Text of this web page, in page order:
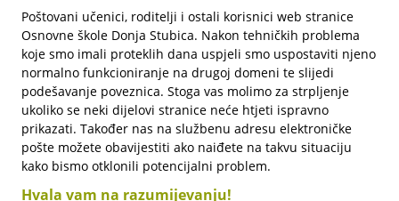
Poštovani učenici, roditelji i ostali korisnici web stranice
Osnovne škole Donja Stubica. Nakon tehničkih problema
koje smo imali proteklih dana uspjeli smo uspostaviti njeno
normalno funkcioniranje na drugoj domeni te slijedi
podešavanje poveznica. Stoga vas molimo za strpljenje
ukoliko se neki dijelovi stranice neće htjeti ispravno
prikazati. Također nas na službenu adresu elektroničke
pošte možete obavijestiti ako naiđete na takvu situaciju
kako bismo otklonili potencijalni problem.
Hvala vam na razumijevanju!